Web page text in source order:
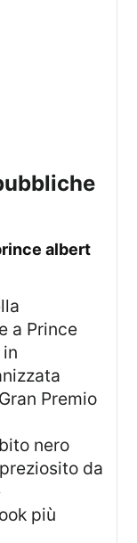
a Prince
Premio
nero
da
più